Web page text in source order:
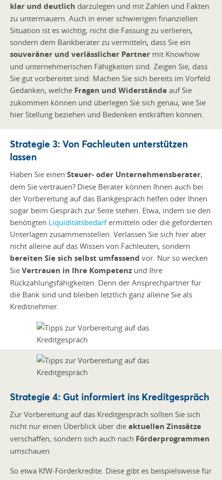
klar und deutlich darzulegen und mit Zahlen und Fakten
zu untermauern. Auch in einer schwierigen finanziellen
Situation ist es wichtig, nicht die Fassung zu verlieren,
sondern dem Bankberater zu vermitteln, dass Sie ein
souveräner und verlässlicher Partner mit Knowhow
und unternehmerischen Fähigkeiten sind. Zeigen Sie, dass
Sie gut vorbereitet sind: Machen Sie sich bereits im Vorfeld
Gedanken, welche Fragen und Widerstände auf Sie
zukommen können und überlegen Sie sich genau, wie Sie
hier Stellung beziehen und Bedenken entkräften können.
Strategie 3: Von Fachleuten unterstützen
lassen
Haben Sie einen Steuer- oder Unternehmensberater,
dem Sie vertrauen? Diese Berater können Ihnen auch bei
der Vorbereitung auf das Bankgespräch helfen oder Ihnen
sogar beim Gespräch zur Seite stehen. Etwa, indem sie den
benötigten Liquiditätsbedarfermitteln oder die geforderten
Unterlagen zusammenstellen. Verlassen Sie sich hier aber
nicht alleine auf das Wissen von Fachleuten, sondern
bereiten Sie sich selbst umfassend vor. Nur so wecken
Sie Vertrauen in Ihre Kompetenz und Ihre
Rückzahlungsfähigkeiten. Denn der Ansprechpartner für
die Bank sind und bleiben letztlich ganz alleine Sie als
Kreditnehmer.
Strategie 4: Gut informiert ins Kreditgespräch
Zur Vorbereitung auf das Kreditgespräch sollten Sie sich
nicht nur einen Überblick über die aktuellen Zinssätze
verschaffen, sondern sich auch nach Förderprogrammen
umschauen.
So etwa KfW-Förderkredite. Diese gibt es beispielsweise für